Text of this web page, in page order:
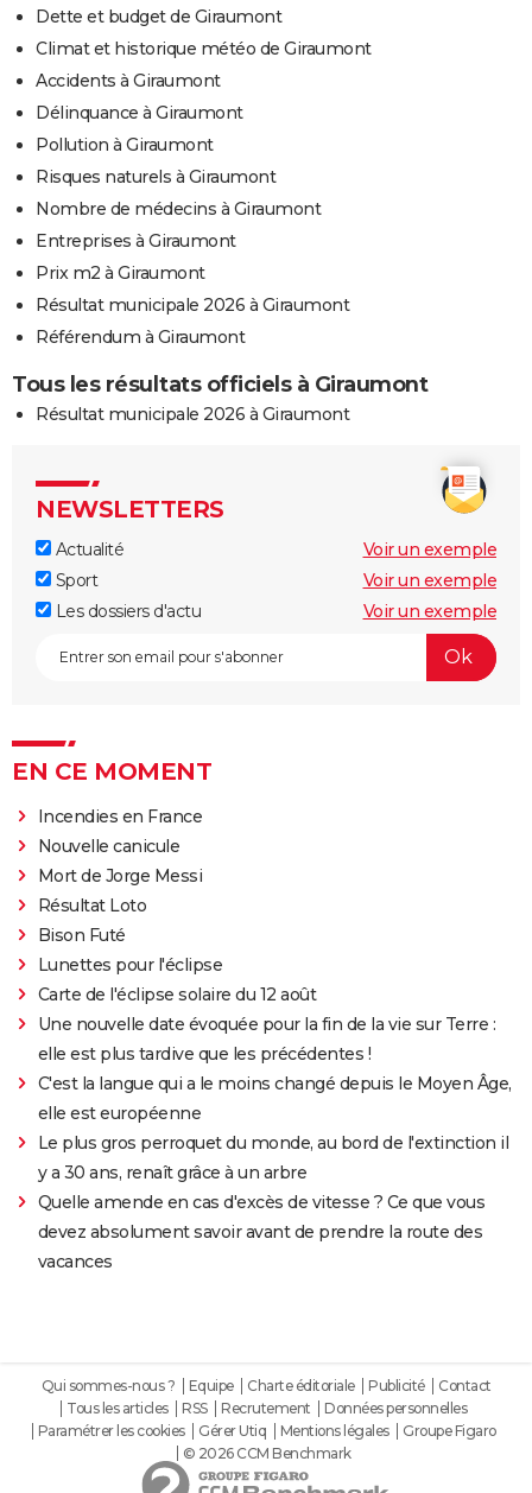
Dette et budget de Giraumont
Climat et historique météo de Giraumont
Accidents à Giraumont
Délinquance à Giraumont
Pollution à Giraumont
Risques naturels à Giraumont
Nombre de médecins à Giraumont
Entreprises à Giraumont
Prix m2 à Giraumont
Résultat municipale 2026 à Giraumont
Référendum à Giraumont
Tous les résultats officiels à Giraumont
Résultat municipale 2026 à Giraumont
NEWSLETTERS
Actualité
Voir un exemple
Sport
Voir un exemple
Les dossiers d'actu
Voir un exemple
EN CE MOMENT
Incendies en France
Nouvelle canicule
Mort de Jorge Messi
Résultat Loto
Bison Futé
Lunettes pour l'éclipse
Carte de l'éclipse solaire du 12 août
Une nouvelle date évoquée pour la fin de la vie sur Terre :
elle est plus tardive que les précédentes !
C'est la langue qui a le moins changé depuis le Moyen Âge,
elle est européenne
Le plus gros perroquet du monde, au bord de l'extinction il
y a 30 ans, renaît grâce à un arbre
Quelle amende en cas d'excès de vitesse ? Ce que vous
devez absolument savoir avant de prendre la route des
vacances
Qui sommes-nous ? Equipe Charte éditoriale Publicité
Contact
Tous les articles
RSS Recrutement
Données personnelles
Paramétrer les cookies
Gérer Utiq Mentions légales
Groupe Figaro
© 2026 CCM Benchmark